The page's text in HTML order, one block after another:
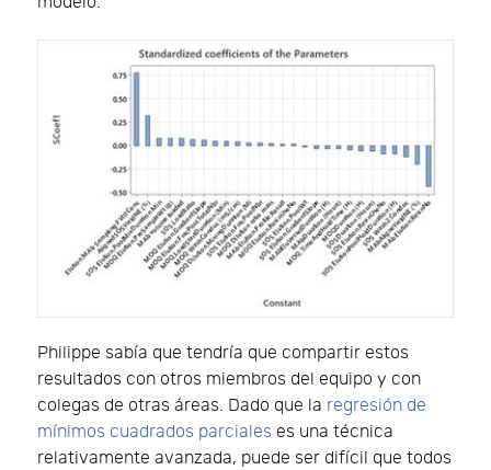
Philippe sabía que tendría que compartir estos
resultados con otros miembros del equipo y con
colegas de otras áreas. Dado que la regresión de
mínimos cuadrados parciales es una técnica
relativamente avanzada, puede ser difícil que todos